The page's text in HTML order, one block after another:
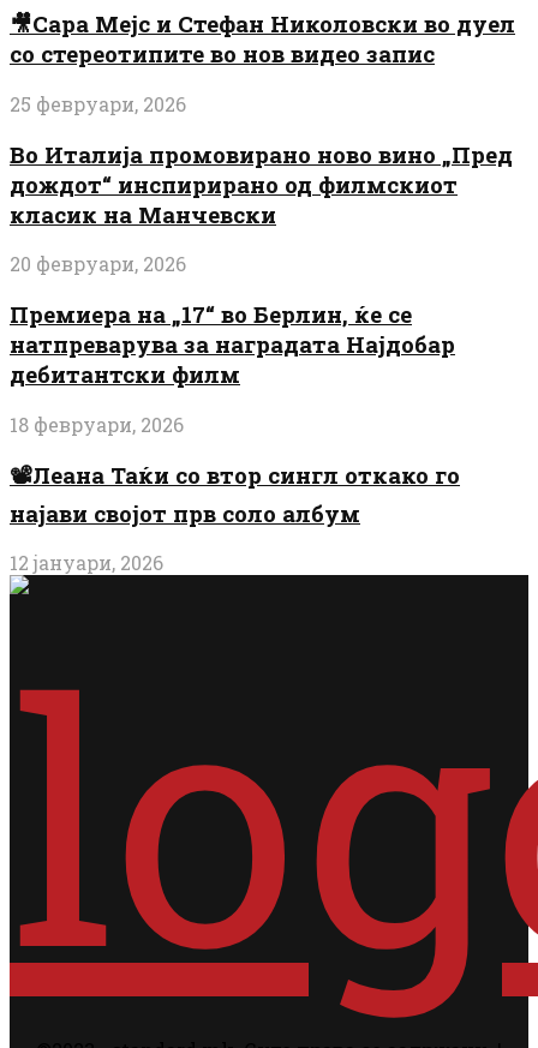
🎥Сара Мејс и Стефан Николовски во дуел
со стереотипите во нов видео запис
25 февруари, 2026
Во Италија промовирано ново вино „Пред
дождот“ инспирирано од филмскиот
класик на Манчевски
20 февруари, 2026
Премиера на „17“ во Берлин, ќе се
натпреварува за наградата Најдобар
дебитантски филм
18 февруари, 2026
📽️Леана Таќи со втор сингл откако го
најави својот прв соло албум
12 јануари, 2026